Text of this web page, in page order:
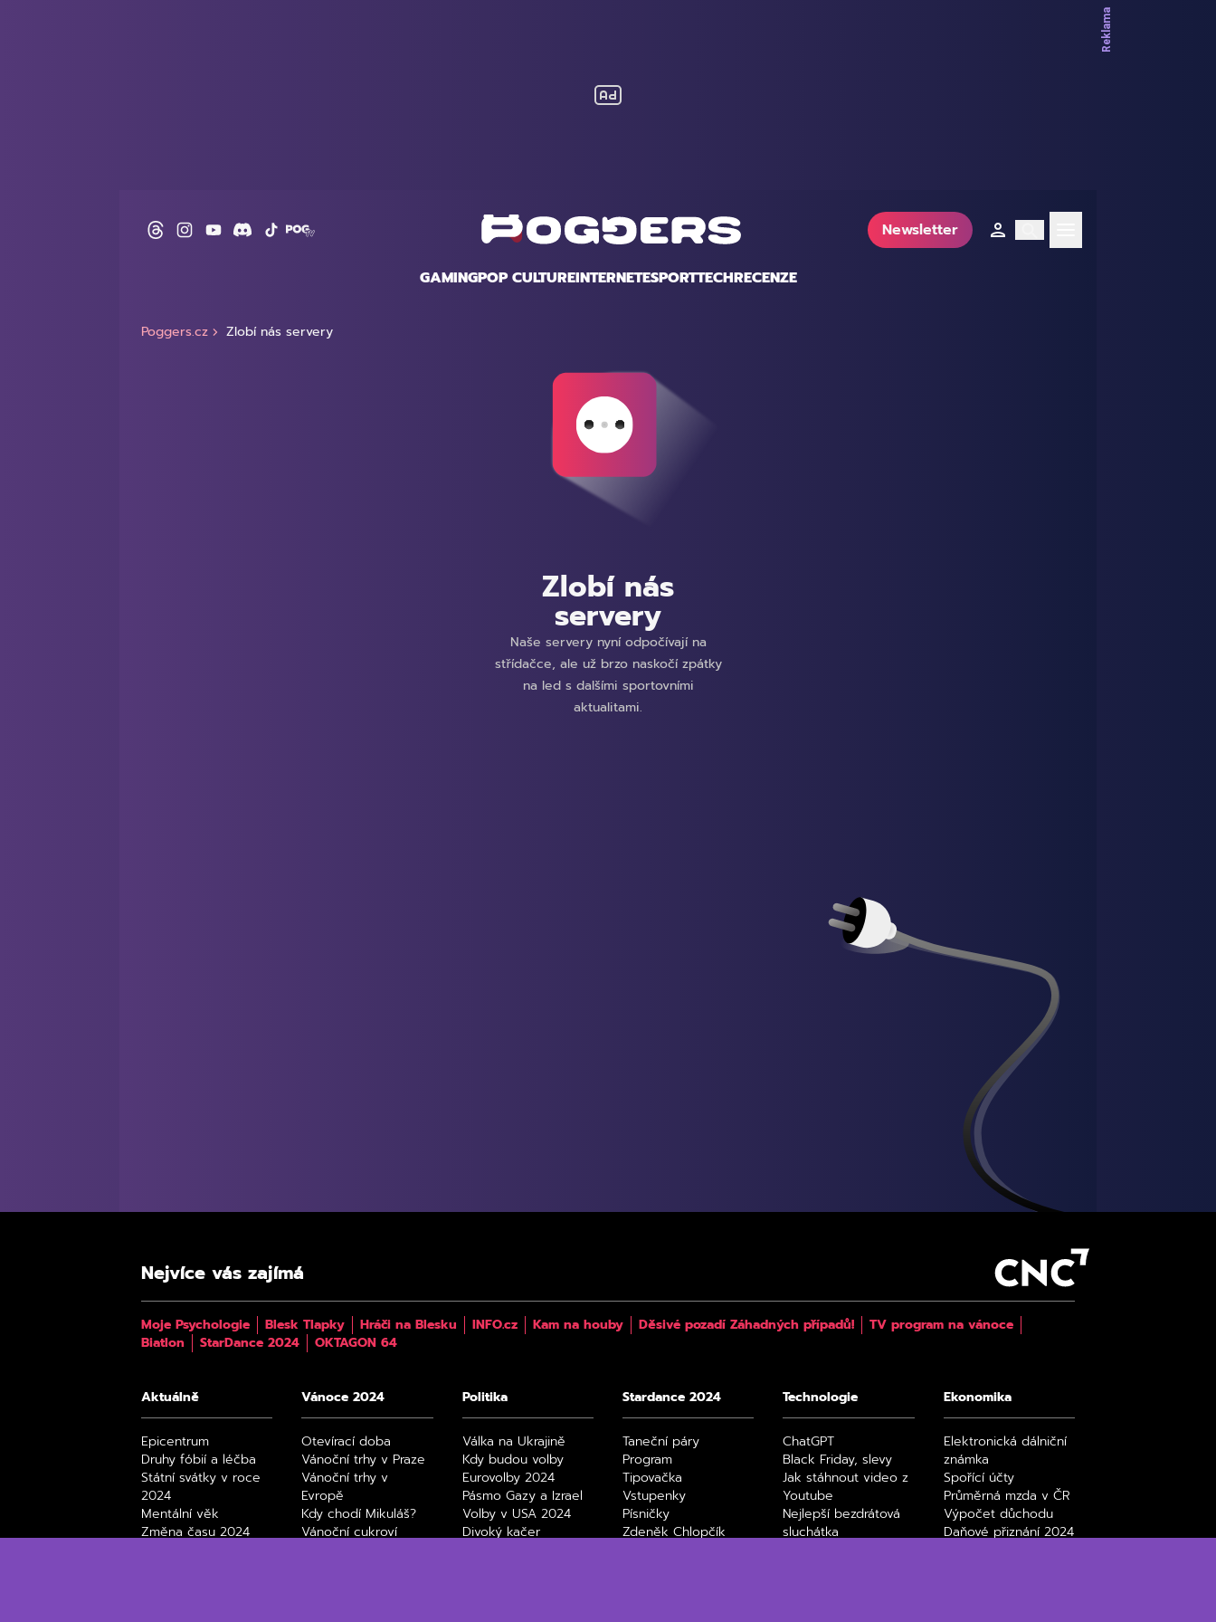
Newsletter
GAMINGPOP CULTUREINTERNETESPORTTECHRECENZE
Poggers.cz Zlobí nás servery
Zlobí nás
servery
Naše servery nyní odpočívají na
střídačce, ale už brzo naskočí zpátky
na led s dalšími sportovními
aktualitami.
Nejvíce vás zajímá
Moje Psychologie Blesk Tlapky Hráči na Blesku INFO.cz Kam na houby Děsivé pozadí Záhadných případů!
TV program na vánoce
Biatlon
StarDance 2024 OKTAGON 64
Aktuálně
Epicentrum
Druhy fóbií a léčba
Státní svátky v roce
2024
Mentální věk
Změna času 2024
Vánoce 2024
Otevírací doba
Vánoční trhy v Praze
Vánoční trhy v
Evropě
Kdy chodí Mikuláš?
Vánoční cukroví
Politika
Válka na Ukrajině
Kdy budou volby
Eurovolby 2024
Pásmo Gazy a Izrael
Volby v USA 2024
Divoký kačer
Stardance 2024
Taneční páry
Program
Tipovačka
Vstupenky
Písničky
Zdeněk Chlopčík
Technologie
ChatGPT
Black Friday, slevy
Jak stáhnout video z
Youtube
Nejlepší bezdrátová
sluchátka
Ekonomika
Elektronická dálniční
známka
Spořící účty
Průměrná mzda v ČR
Výpočet důchodu
Daňové přiznání 2024